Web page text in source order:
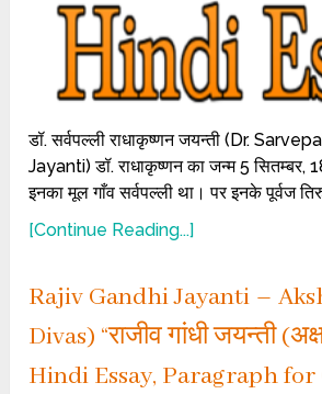
डॉ. सर्वपल्ली राधाकृष्णन जयन्ती (Dr.
Jayanti) डॉ. राधाकृष्णन का जन्म 5 सितम्बर,
इनका मूल गाँव सर्वपल्ली था। पर इनके पूर्वज
[Continue Reading...]
Rajiv Gandhi Jayanti –
Divas) “राजीव गांधी जयन्ती
Hindi Essay, Paragraph for